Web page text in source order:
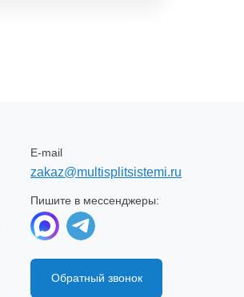
E-mail
zakaz@multisplitsistemi.ru
Пишите в мессенджеры:
Обратный звонок